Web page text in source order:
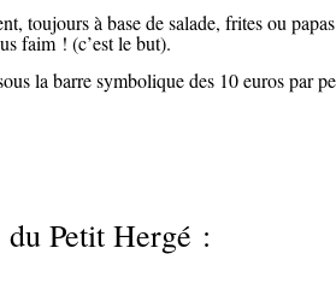
toujours à base de salade, frites ou
faim ! (c’est le but).
la barre symbolique des 10 euros par
Petit Hergé :